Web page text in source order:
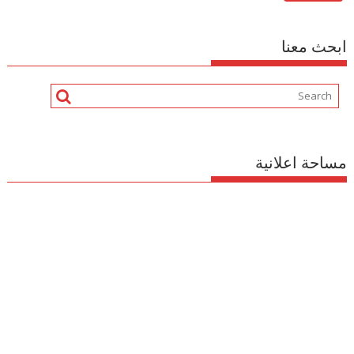
ابحث معنا
مساحة اعلانية